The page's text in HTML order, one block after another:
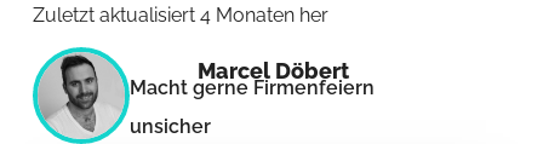
Zuletzt aktualisiert 4 Monaten her
Marcel Döbert
Macht gerne Firmenfeiern
unsicher